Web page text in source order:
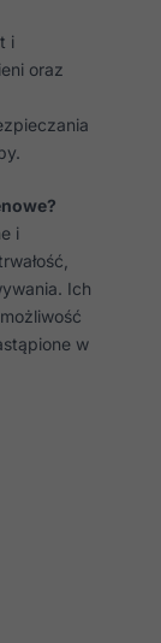
i
oraz
i
Ich
w